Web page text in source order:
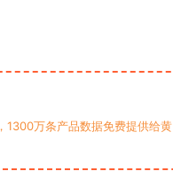
1300万条产品数据免费提供给黄